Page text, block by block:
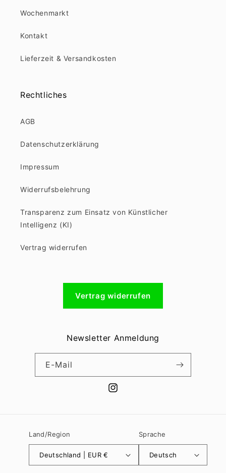
Wochenmarkt
Kontakt
Lieferzeit & Versandkosten
Rechtliches
AGB
Datenschutzerklärung
Impressum
Widerrufsbelehrung
Transparenz zum Einsatz von Künstlicher
Intelligenz (KI)
Vertrag widerrufen
Vertrag widerrufen
Newsletter Anmeldung
E-Mail
Instagram
Land/Region
Deutschland | EUR €
Sprache
Deutsch